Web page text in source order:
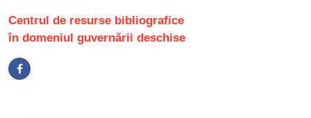
Centrul de resurse bibliografice
în domeniul guvernării deschise